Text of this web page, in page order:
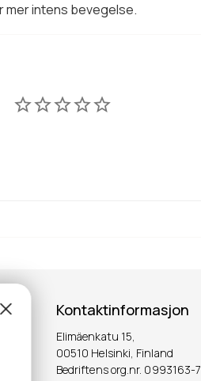
mer intens bevegelse.
Kontaktinformasjon
Elimäenkatu 15,
00510 Helsinki, Finland
Bedriftens org.nr. 0993163-7